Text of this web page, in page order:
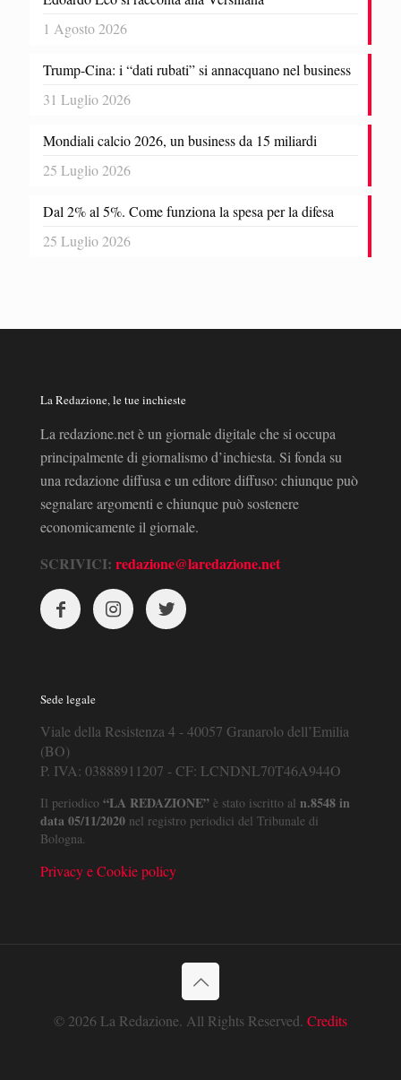
1 Agosto 2026
Trump-Cina: i “dati rubati” si annacquano nel business
31 Luglio 2026
Mondiali calcio 2026, un business da 15 miliardi
25 Luglio 2026
Dal 2% al 5%. Come funziona la spesa per la difesa
25 Luglio 2026
La Redazione, le tue inchieste
La redazione.net è un giornale digitale che si occupa
principalmente di giornalismo d’inchiesta. Si fonda su
una redazione diffusa e un editore diffuso: chiunque può
segnalare argomenti e chiunque può sostenere
economicamente il giornale.
SCRIVICI: redazione@laredazione.net
Sede legale
Viale della Resistenza 4 - 40057 Granarolo dell’Emilia
(BO)
P. IVA: 03888911207 - CF: LCNDNL70T46A944O
Il periodico “LA REDAZIONE” è stato iscritto al n.8548 in
data 05/11/2020 nel registro periodici del Tribunale di
Bologna.
Privacy e Cookie policy
© 2026 La Redazione. All Rights Reserved. Credits